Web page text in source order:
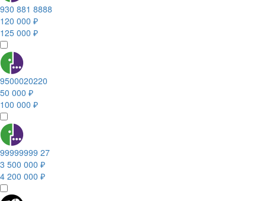
930 881 8888
120 000 ₽
125 000 ₽
9500020220
50 000 ₽
100 000 ₽
99999999 27
3 500 000 ₽
4 200 000 ₽